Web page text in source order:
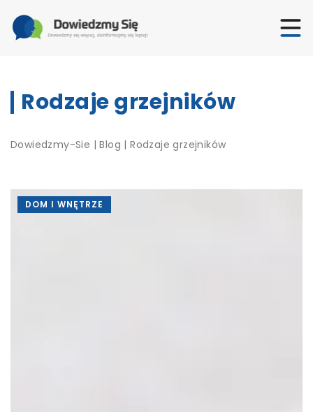
Rodzaje grzejników
Dowiedzmy-Sie |Blog |Rodzaje grzejników
DOM I WNĘTRZE